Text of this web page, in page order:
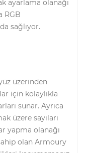
ayarlama olanağı
RGB
sağlıyor.
üzerinden
için kolaylıkla
sunar. Ayrıca
üzere sayıları
yapma olanağı
olan Armoury